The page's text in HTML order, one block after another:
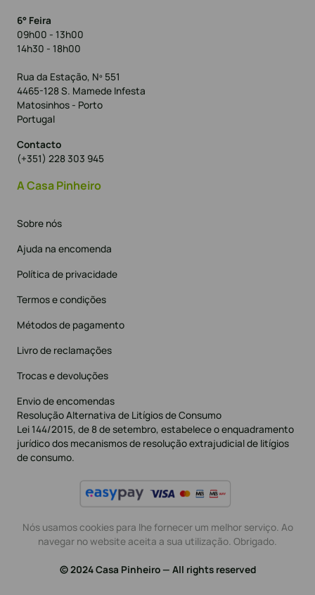
6° Feira
09h00 - 13h00
14h30 - 18h00
Rua da Estação, Nº 551
4465-128 S. Mamede Infesta
Matosinhos - Porto
Portugal
Contacto
(+351) 228 303 945
A Casa Pinheiro
Sobre nós
Ajuda na encomenda
Política de privacidade
Termos e condições
Métodos de pagamento
Livro de reclamações
Trocas e devoluções
Envio de encomendas
Resolução Alternativa de Litígios de Consumo
Lei 144/2015, de 8 de setembro, estabelece o enquadramento
jurídico dos mecanismos de resolução extrajudicial de litígios
de consumo.
Nós usamos cookies para lhe fornecer um melhor serviço. Ao
navegar no website aceita a sua utilização. Obrigado.
© 2024 Casa Pinheiro — All rights reserved